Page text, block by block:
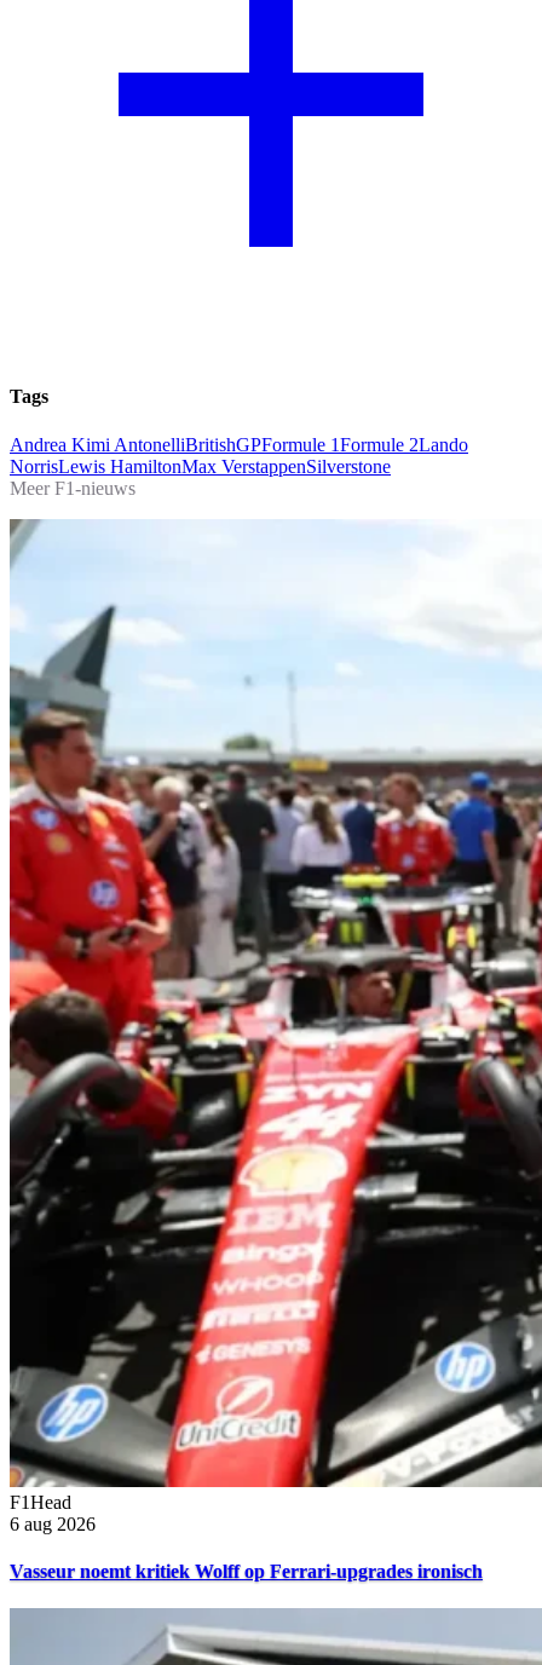
Tags
Andrea Kimi AntonelliBritishGPFormule 1Formule 2Lando
NorrisLewis HamiltonMax VerstappenSilverstone
Meer F1-nieuws
F1Head
6 aug 2026
Vasseur noemt kritiek Wolff op Ferrari-upgrades ironisch